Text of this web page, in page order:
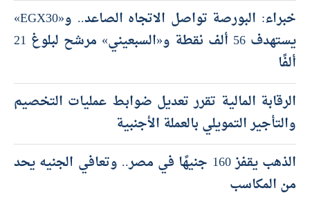
خبراء: البورصة تواصل الاتجاه الصاعد.. و«EGX30»
يستهدف 56 ألف نقطة و«السبعيني» مرشح لبلوغ 21
ألفًا
الرقابة المالية تقرر تعديل ضوابط عمليات التخصيم
والتأجير التمويلي بالعملة الأجنبية
الذهب يقفز 160 جنيهًا في مصر.. وتعافي الجنيه يحد
من المكاسب